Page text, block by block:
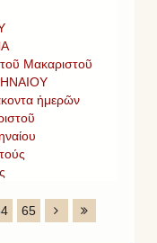
Μακαριστοῦ
ἡμερῶν
65